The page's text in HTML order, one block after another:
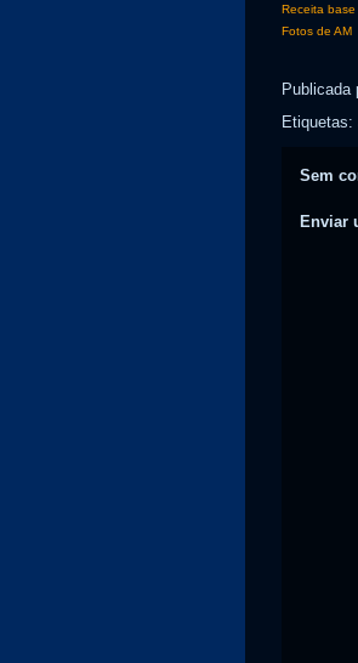
Receita
Fotos de AM
Publicada
Etiquetas:
Sem
Enviar